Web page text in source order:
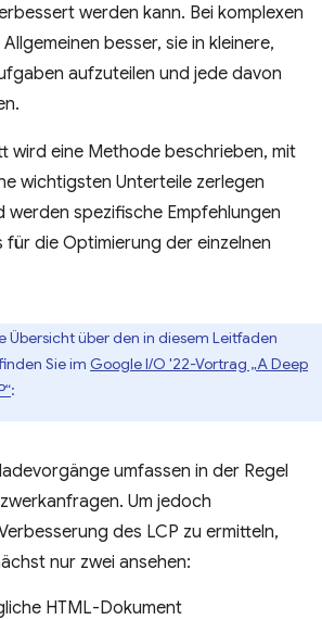
werden kann. Bei komplexen
besser, sie in kleinere,
aufzuteilen und jede davon
wird eine Methode beschrieben, mit
wichtigsten Unterteile zerlegen
werden spezifische Empfehlungen
die Optimierung der einzelnen
Übersicht über den in diesem Leitfaden
Sie im Google I/O '22-Vortrag „A Deep
:
umfassen in der Regel
Um jedoch
des LCP zu ermitteln,
nur zwei ansehen:
HTML-Dokument